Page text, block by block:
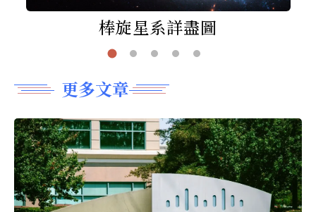
棒旋星系詳盡圖
更多文章